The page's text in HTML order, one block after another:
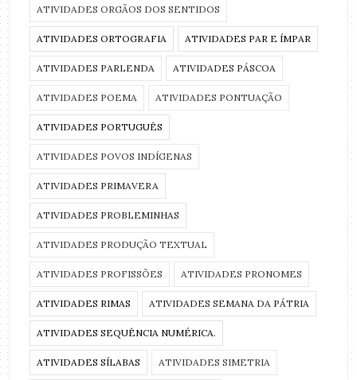
ATIVIDADES ORGÃOS DOS SENTIDOS
ATIVIDADES ORTOGRAFIA ATIVIDADES PAR E ÍMPAR
ATIVIDADES PARLENDA ATIVIDADES PÁSCOA
ATIVIDADES POEMA ATIVIDADES PONTUAÇÃO
ATIVIDADES PORTUGUÊS
ATIVIDADES POVOS INDÍGENAS
ATIVIDADES PRIMAVERA
ATIVIDADES PROBLEMINHAS
ATIVIDADES PRODUÇÃO TEXTUAL
ATIVIDADES PROFISSÕES ATIVIDADES PRONOMES
ATIVIDADES RIMAS ATIVIDADES SEMANA DA PÁTRIA
ATIVIDADES SEQUÊNCIA NUMÉRICA.
ATIVIDADES SÍLABAS ATIVIDADES SIMETRIA